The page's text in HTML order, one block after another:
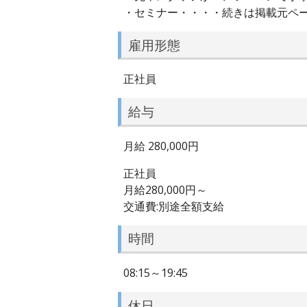
・セミナー・・・・続きは掲載元ペ
雇用形態
正社員
給与
月給 280,000円
正社員
月給280,000円～
交通費:別途全額支給
時間
08:15～19:45